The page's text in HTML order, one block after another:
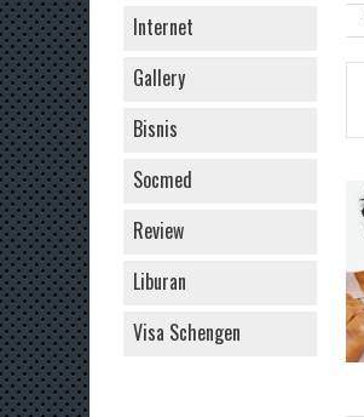
Internet
Gallery
Bisnis
Socmed
Review
Liburan
Visa Schengen